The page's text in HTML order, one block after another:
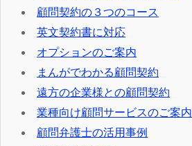
顧問契約の３つのコース
英文契約書に対応
オプションのご案内
まんがでわかる顧問契約
遠方の企業様との顧問契約
業種向け顧問サービスのご案内
顧問弁護士の活用事例